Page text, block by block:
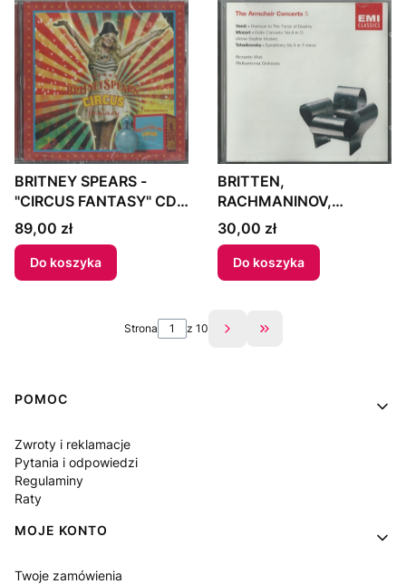
KLAVIERKONZERT NR. 1"
CD 1990 UK
BRITNEY SPEARS -
"CIRCUS FANTASY" CD
2009 US
Cena
89,00 zł
Do koszyka
BRITTEN,
RACHMANINOV,
SIBELIUS, CITY OF
BIRMINGHAM
SYMPHONY
ORCHESTRA, SIMON
ARMCHAIR CONCERTS
Cena
30,00 zł
Do koszyka
Strona z 10 Przejdź do ostatniej
Linki w stopce
POMOC
Zwroty i reklamacje
Pytania i odpowiedzi
Regulaminy
Raty
MOJE KONTO
Twoje zamówienia